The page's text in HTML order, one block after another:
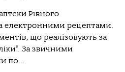
Рівного
електронними рецептами.
що реалізовують за
За звичними
по...